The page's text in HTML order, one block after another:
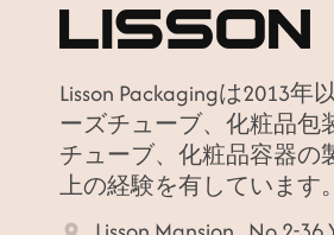
Lisson Packagingは2013
ーズチューブ、化粧品包
チューブ、化粧品容器の
上の経験を有しています。